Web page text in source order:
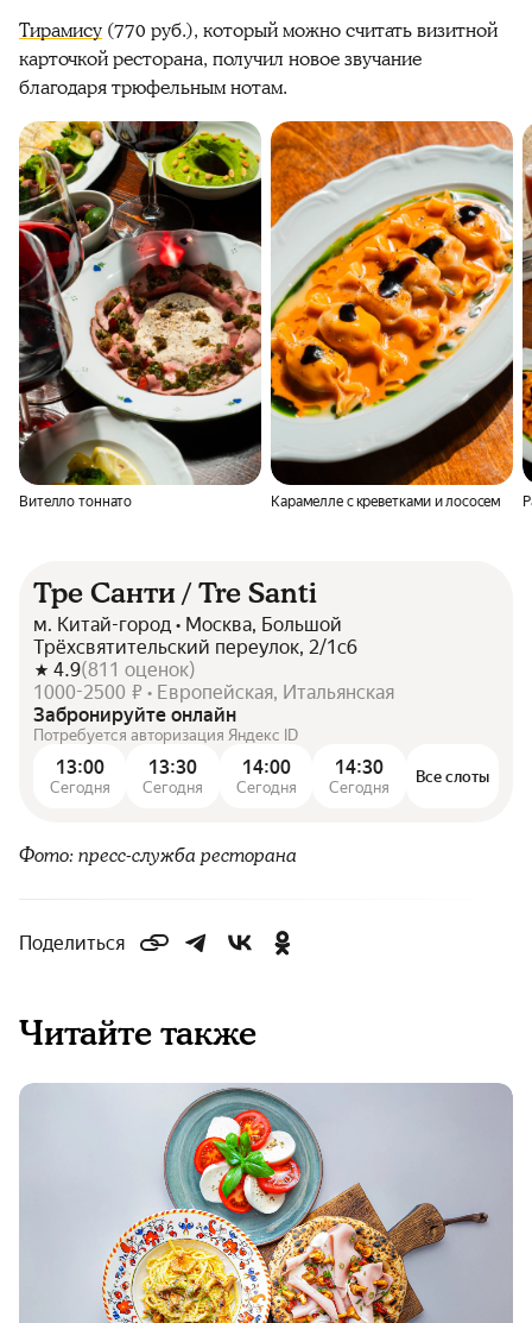
Тирамису (770 руб.), который можно считать визитной
карточкой ресторана, получил новое звучание
благодаря трюфельным нотам.
Вителло тоннато Карамелле с креветками и лососем
Тре Санти / Tre Santi
м. Китай-город • Москва, Большой
Трёхсвятительский переулок, 2/1с6
4.9(811 оценок)
1000-2500 ₽ • Европейская, Итальянская
Забронируйте онлайн
Потребуется авторизация Яндекс ID
13:00
Сегодня
13:30
Сегодня
14:00
Сегодня
14:30
Сегодня
Все слоты
Фото: пресс-служба ресторана
Поделиться
Читайте также